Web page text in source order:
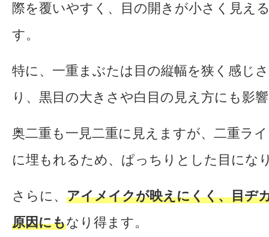
際を覆いやすく、目の開きが小さく見え
す。
特に、一重まぶたは目の縦幅を狭く感じ
り、黒目の大きさや白目の見え方にも影
奥二重も一見二重に見えますが、二重ラ
に埋もれるため、ぱっちりとした目にな
さらに、 アイメイクが映えにくく、目ヂ
原因にもなり得ます。